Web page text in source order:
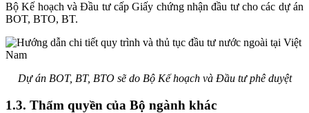
Bộ Kế hoạch và Đầu tư cấp Giấy chứng nhận đầu tư cho các dự án
BOT, BTO, BT.
Dự án BOT, BT, BTO sẽ do Bộ Kế hoạch và Đầu tư phê duyệt
1.3. Thẩm quyền của Bộ ngành khác